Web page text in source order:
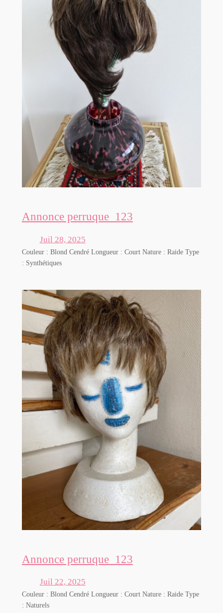
Annonce perruque_123
Juil 28, 2025
Couleur : Blond Cendré Longueur : Court Nature : Raide Type
: Synthétiques
Annonce perruque_123
Juil 22, 2025
Couleur : Blond Cendré Longueur : Court Nature : Raide Type
: Naturels